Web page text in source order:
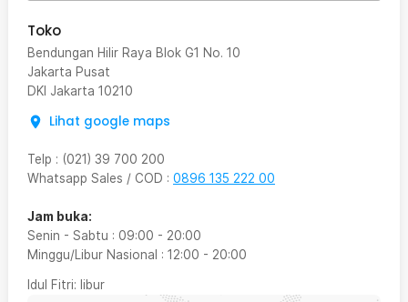
Toko
Bendungan Hilir Raya Blok G1 No. 10
Jakarta Pusat
DKI Jakarta 10210
Lihat google maps
Telp : (021) 39 700 200
Whatsapp Sales / COD : 0896 135 222 00
Jam buka:
Senin - Sabtu : 09:00 - 20:00
Minggu/Libur Nasional : 12:00 - 20:00
Idul Fitri: libur